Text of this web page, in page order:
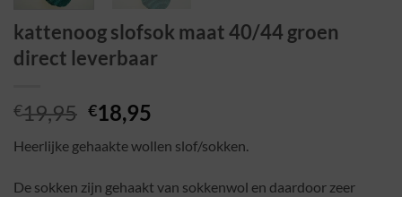
kattenoog slofsok maat 40/44 groen
direct leverbaar
€19,95 Oorspronkelijke
was:
€19,95.
€18,95
is:
€18,95.
Heerlijke gehaakte wollen slof/sokken.
De sokken zijn gehaakt van sokkenwol en daardoor zeer